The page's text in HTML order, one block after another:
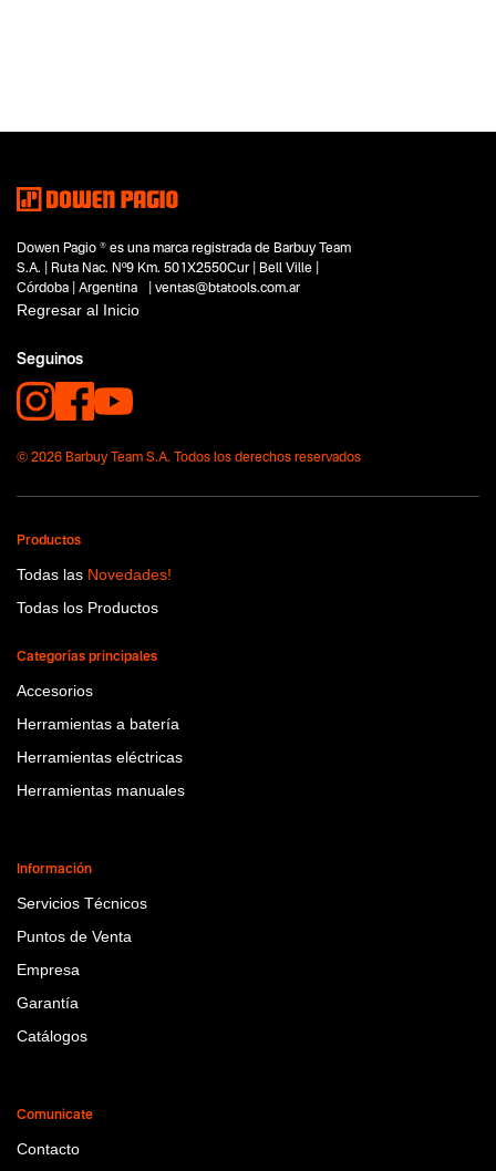
Segmentos - pendiente
Construcción
115 mm
Funcion o uso
De mano
Tecnologia
Dowen Pagio ® es una marca registrada de Barbuy Team
S.A. | Ruta Nac. Nº9 Km. 501X2550Cur | Bell Ville |
Córdoba | Argentina | ventas@btatools.com.ar
Regresar al Inicio
Seguinos
© 2026 Barbuy Team S.A. Todos los derechos reservados
Productos
Todas las Novedades!
Todas los Productos
Categorías principales
Accesorios
Herramientas a batería
Herramientas eléctricas
Herramientas manuales
Información
Servicios Técnicos
Puntos de Venta
Empresa
Garantía
Catálogos
Comunicate
Contacto